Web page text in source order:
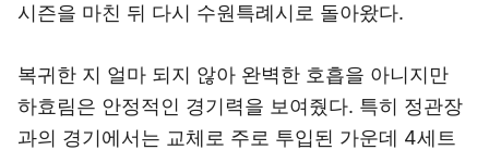
시즌을 마친 뒤 다시 수원특례시로 돌아왔다.
복귀한 지 얼마 되지 않아 완벽한 호흡을 아니지만
하효림은 안정적인 경기력을 보여줬다. 특히 정관장
과의 경기에서는 교체로 주로 투입된 가운데 4세트